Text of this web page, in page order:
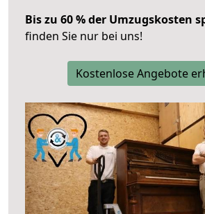
Bis zu 60 % der Umzugskosten
finden Sie nur bei uns!
Kostenlose Angebote